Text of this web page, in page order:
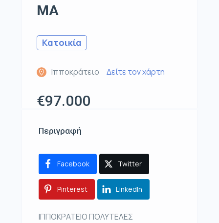
ΜΑ
Κατοικία
Ιπποκράτειο Δείτε τον χάρτη
€97.000
Περιγραφή
Facebook Twitter
Pinterest LinkedIn
ΙΠΠΟΚΡΑΤΕΙΟ ΠΟΛΥΤΕΛΕΣ